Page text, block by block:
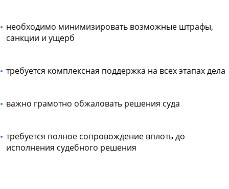
необходимо минимизировать возможные штрафы,
санкции и ущерб
требуется комплексная поддержка на всех этапах дела
важно грамотно обжаловать решения суда
требуется полное сопровождение вплоть до
исполнения судебного решения